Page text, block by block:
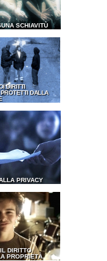
SCHIAVITÙ
DIRITTI
DALLA
PRIVACY
DIRITTO
PROPRIETÀ